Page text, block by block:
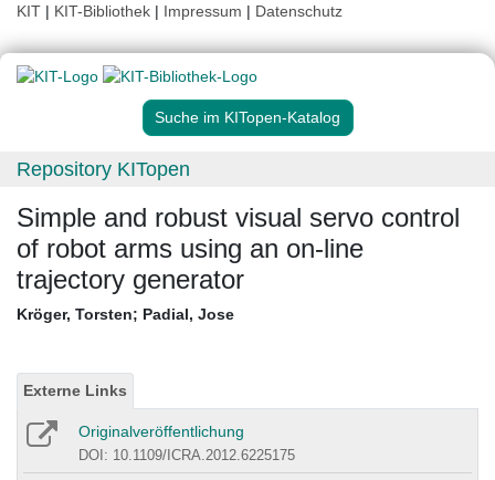
KIT | KIT-Bibliothek | Impressum | Datenschutz
Suche im KITopen-Katalog
Repository KITopen
Simple and robust visual servo control
of robot arms using an on-line
trajectory generator
Kröger, Torsten; Padial, Jose
Externe Links
Originalveröffentlichung
DOI: 10.1109/ICRA.2012.6225175